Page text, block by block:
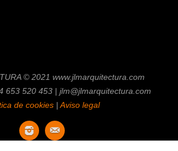
© 2021 www.jlmarquitectura.com
653 520 453 | jlm@jlmarquitectura.com
de cookies| Aviso legal